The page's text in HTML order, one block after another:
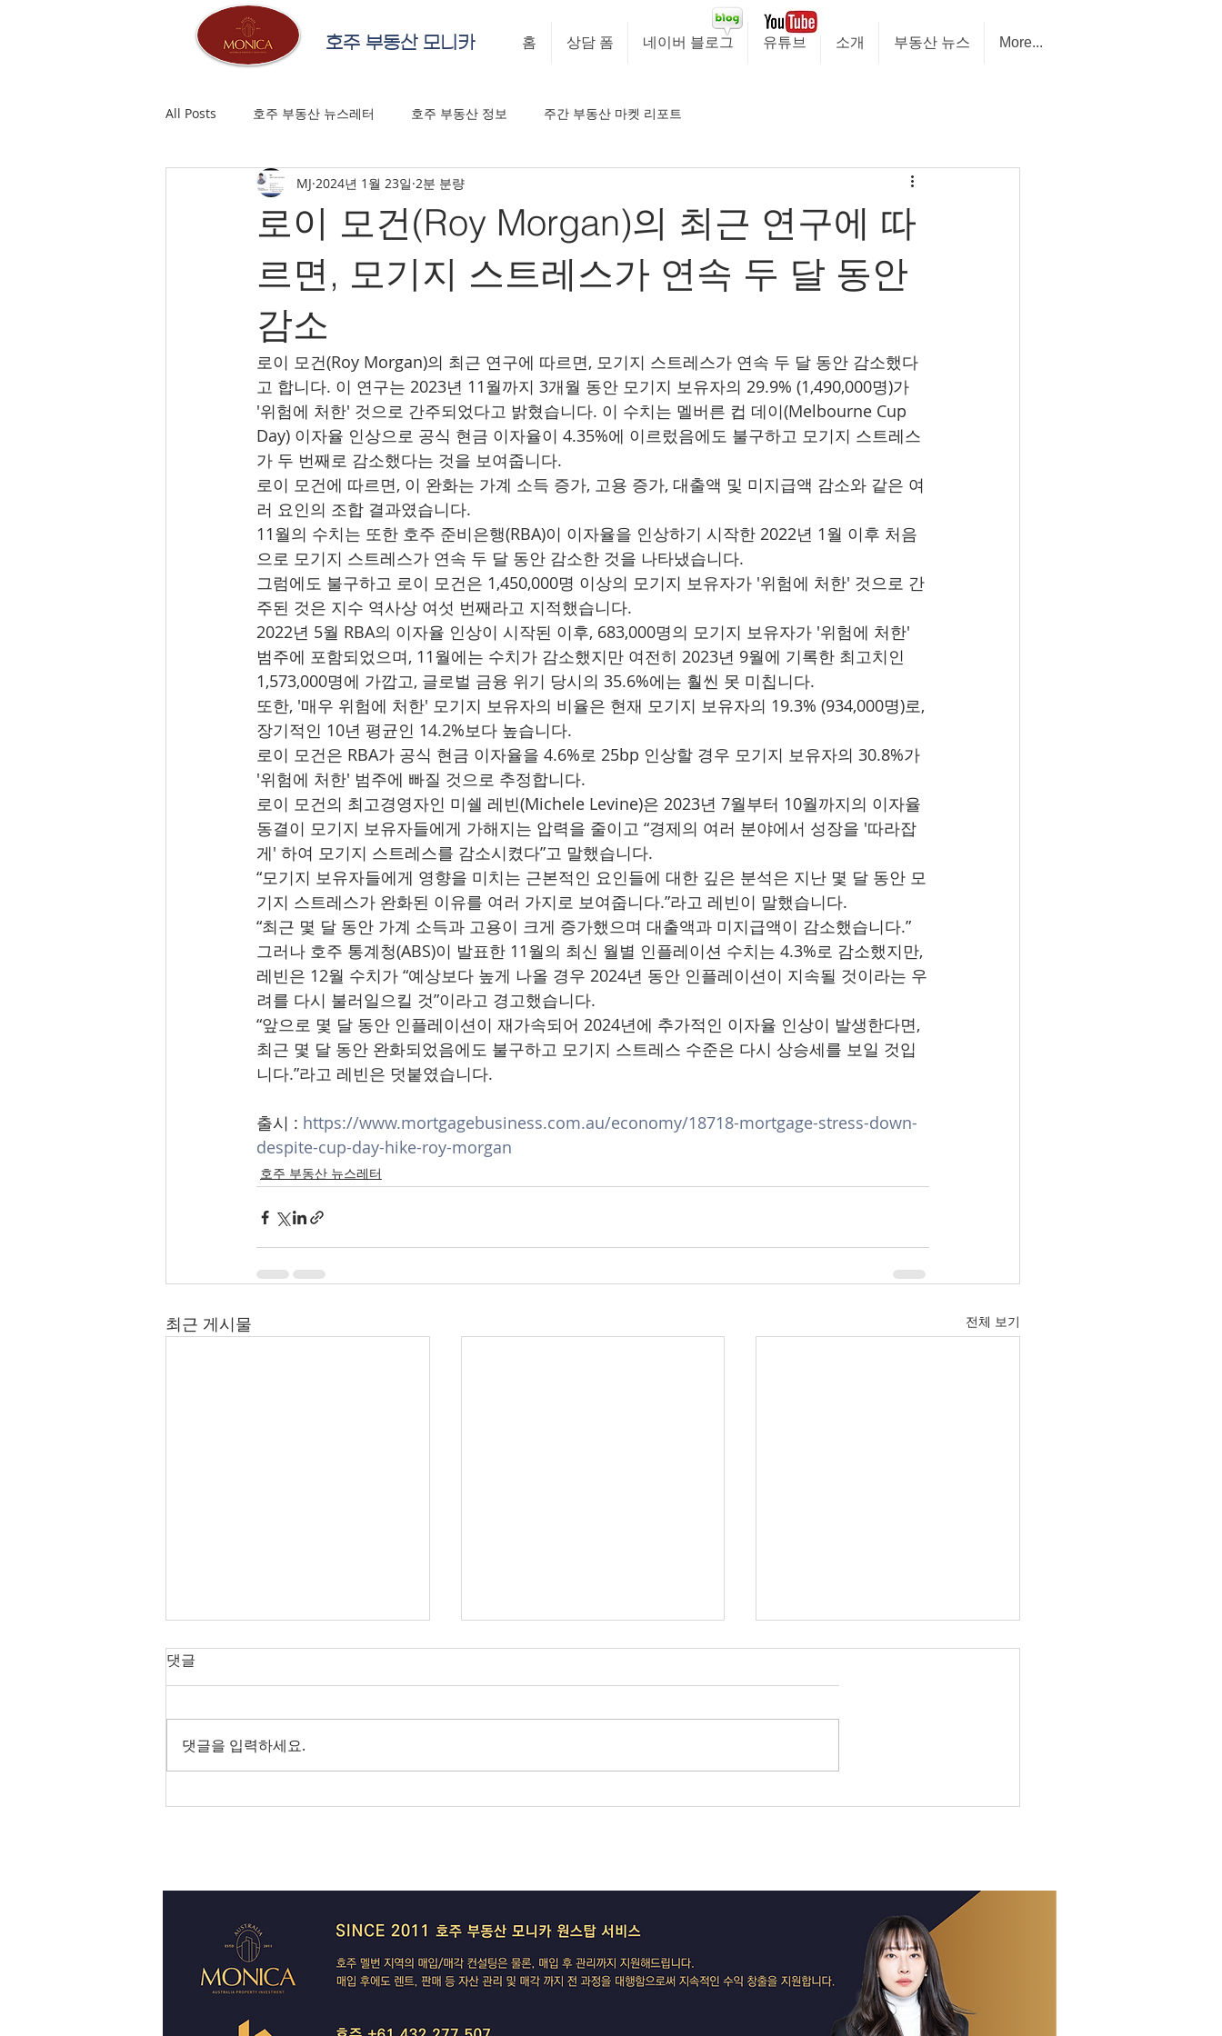
호주 부동산 모니카 홈 상담 폼 네이버 블로그 유튜브 소개 부동산 뉴스 More...
All Posts 호주 부동산 뉴스레터 호주 부동산 정보 주간 부동산 마켓 리포트
로이 모건(Roy Morgan)의 최근 연구에 따
르면, 모기지 스트레스가 연속 두 달 동안
감소
MJ 2024년 1월 23일 2분 분량
로이 모건(Roy Morgan)의 최근 연구에 따르면, 모기지 스트레스가 연속 두 달 동안 감소했다
고 합니다. 이 연구는 2023년 11월까지 3개월 동안 모기지 보유자의 29.9% (1,490,000명)가
'위험에 처한' 것으로 간주되었다고 밝혔습니다. 이 수치는 멜버른 컵 데이(Melbourne Cup
Day) 이자율 인상으로 공식 현금 이자율이 4.35%에 이르렀음에도 불구하고 모기지 스트레스
가 두 번째로 감소했다는 것을 보여줍니다.
로이 모건에 따르면, 이 완화는 가계 소득 증가, 고용 증가, 대출액 및 미지급액 감소와 같은 여
러 요인의 조합 결과였습니다.
11월의 수치는 또한 호주 준비은행(RBA)이 이자율을 인상하기 시작한 2022년 1월 이후 처음
으로 모기지 스트레스가 연속 두 달 동안 감소한 것을 나타냈습니다.
그럼에도 불구하고 로이 모건은 1,450,000명 이상의 모기지 보유자가 '위험에 처한' 것으로 간
주된 것은 지수 역사상 여섯 번째라고 지적했습니다.
2022년 5월 RBA의 이자율 인상이 시작된 이후, 683,000명의 모기지 보유자가 '위험에 처한'
범주에 포함되었으며, 11월에는 수치가 감소했지만 여전히 2023년 9월에 기록한 최고치인
1,573,000명에 가깝고, 글로벌 금융 위기 당시의 35.6%에는 훨씬 못 미칩니다.
또한, '매우 위험에 처한' 모기지 보유자의 비율은 현재 모기지 보유자의 19.3% (934,000명)로,
장기적인 10년 평균인 14.2%보다 높습니다.
로이 모건은 RBA가 공식 현금 이자율을 4.6%로 25bp 인상할 경우 모기지 보유자의 30.8%가
'위험에 처한' 범주에 빠질 것으로 추정합니다.
로이 모건의 최고경영자인 미쉘 레빈(Michele Levine)은 2023년 7월부터 10월까지의 이자율
동결이 모기지 보유자들에게 가해지는 압력을 줄이고 “경제의 여러 분야에서 성장을 '따라잡
게' 하여 모기지 스트레스를 감소시켰다”고 말했습니다.
“모기지 보유자들에게 영향을 미치는 근본적인 요인들에 대한 깊은 분석은 지난 몇 달 동안 모
기지 스트레스가 완화된 이유를 여러 가지로 보여줍니다.”라고 레빈이 말했습니다.
“최근 몇 달 동안 가계 소득과 고용이 크게 증가했으며 대출액과 미지급액이 감소했습니다.”
그러나 호주 통계청(ABS)이 발표한 11월의 최신 월별 인플레이션 수치는 4.3%로 감소했지만,
레빈은 12월 수치가 “예상보다 높게 나올 경우 2024년 동안 인플레이션이 지속될 것이라는 우
려를 다시 불러일으킬 것”이라고 경고했습니다.
“앞으로 몇 달 동안 인플레이션이 재가속되어 2024년에 추가적인 이자율 인상이 발생한다면,
최근 몇 달 동안 완화되었음에도 불구하고 모기지 스트레스 수준은 다시 상승세를 보일 것입
니다.”라고 레빈은 덧붙였습니다.
출시 : https://www.mortgagebusiness.com.au/economy/18718-mortgage-stress-down-
despite-cup-day-hike-roy-morgan
호주 부동산 뉴스레터
최근 게시물 전체 보기
오늘의 호주 뉴스 — 2026년 8
월 6일
IBAC 후폭풍
오늘의 호주 뉴스 — 2026년 8
오늘의 호주 뉴스 — 2026년 8
댓글
댓글을 입력하세요.